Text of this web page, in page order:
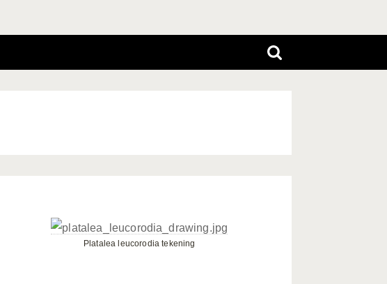
Platalea leucorodia tekening